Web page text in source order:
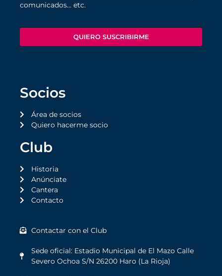
comunicados… etc.
QUIERO SUSCRIBIRME
Socios
Área de socios
Quiero hacerme socio
Club
Historia
Anúnciate
Cantera
Contacto
Contactar con el Club
Sede oficial: Estadio Municipal de El Mazo Calle
Severo Ochoa S/N 26200 Haro (La Rioja)